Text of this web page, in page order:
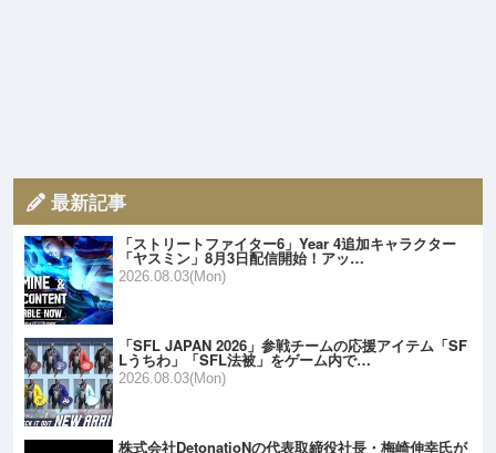
最新記事
「ストリートファイター6」Year 4追加キャラクター
「ヤスミン」8月3日配信開始！アッ…
2026.08.03(Mon)
「SFL JAPAN 2026」参戦チームの応援アイテム「SF
Lうちわ」「SFL法被」をゲーム内で…
2026.08.03(Mon)
株式会社DetonatioNの代表取締役社長・梅崎伸幸氏が